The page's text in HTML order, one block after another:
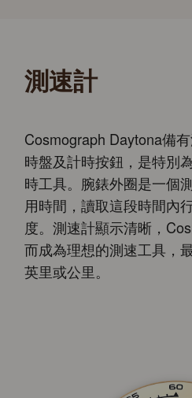
測速計
Cosmograph Daytona備
時盤及計時按鈕，是特別
時工具。腕錶外圈是一個
用時間，讀取這段時間內
度。測速計顯示清晰，
而成為理想的測速工具，
英里或公里。